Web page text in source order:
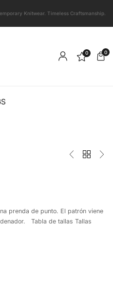
Knitwear. Timeless Craftsmanship.
0 0
prenda de punto. El patrón viene
Tabla de tallas Tallas